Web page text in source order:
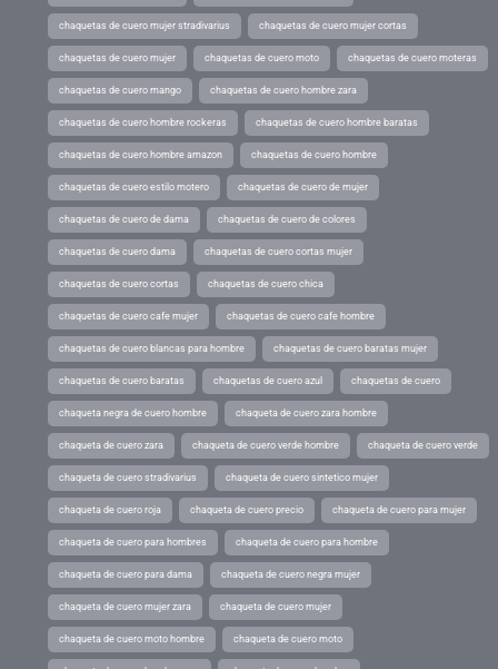
chaquetas de cuero mujer stradivarius chaquetas de cuero mujer cortas
chaquetas de cuero mujer chaquetas de cuero moto chaquetas de cuero moteras
chaquetas de cuero mango chaquetas de cuero hombre zara
chaquetas de cuero hombre rockeras chaquetas de cuero hombre baratas
chaquetas de cuero hombre amazon chaquetas de cuero hombre
chaquetas de cuero estilo motero chaquetas de cuero de mujer
chaquetas de cuero de dama chaquetas de cuero de colores
chaquetas de cuero dama chaquetas de cuero cortas mujer
chaquetas de cuero cortas chaquetas de cuero chica
chaquetas de cuero cafe mujer chaquetas de cuero cafe hombre
chaquetas de cuero blancas para hombre chaquetas de cuero baratas mujer
chaquetas de cuero baratas chaquetas de cuero azul chaquetas de cuero
chaqueta negra de cuero hombre chaqueta de cuero zara hombre
chaqueta de cuero zara chaqueta de cuero verde hombre chaqueta de cuero verde
chaqueta de cuero stradivarius chaqueta de cuero sintetico mujer
chaqueta de cuero roja chaqueta de cuero precio chaqueta de cuero para mujer
chaqueta de cuero para hombres chaqueta de cuero para hombre
chaqueta de cuero para dama chaqueta de cuero negra mujer
chaqueta de cuero mujer zara chaqueta de cuero mujer
chaqueta de cuero moto hombre chaqueta de cuero moto